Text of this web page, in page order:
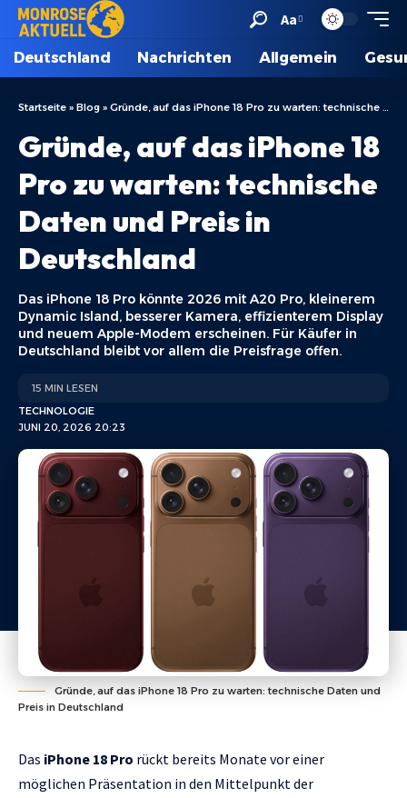
Aa
Deutschland Nachrichten Allgemein
Startseite » Blog » Gründe, auf das iPhone 18 Pro zu warten: technische Daten und Preis in Deutschland
Gründe, auf das iPhone 18
Pro zu warten: technische
Daten und Preis in
Deutschland
Das iPhone 18 Pro könnte 2026 mit A20 Pro, kleinerem
Dynamic Island, besserer Kamera, effizienterem Display
und neuem Apple-Modem erscheinen. Für Käufer in
Deutschland bleibt vor allem die Preisfrage offen.
JUNI 20, 2026 20:23
TECHNOLOGIE
15 MIN LESEN
Gründe, auf das iPhone 18 Pro zu warten: technische Daten und
Preis in Deutschland
Das iPhone 18 Pro rückt bereits Monate vor einer
möglichen Präsentation in den Mittelpunkt der